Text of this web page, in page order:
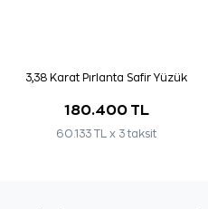
3,38 Karat Pırlanta Safir Yüzük
180.400 TL
60.133 TL x 3 taksit